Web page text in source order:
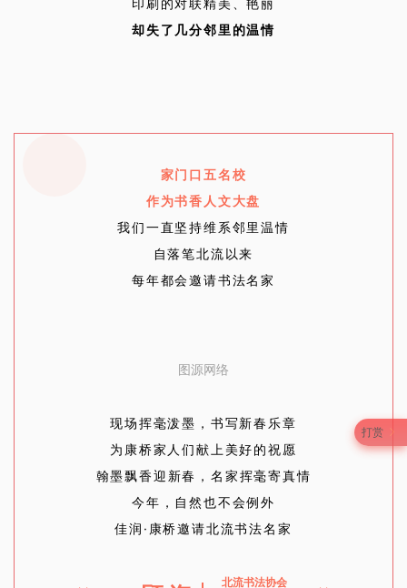
打赏
印刷的对联精美、艳丽
却失了几分邻里的温情
家门口五名校
作为书香人文大盘
我们一直坚持维系邻里温情
自落笔北流以来
每年都会邀请书法名家
图源网络
现场挥毫泼墨，书写新春乐章
为康桥家人们献上美好的祝愿
翰墨飘香迎新春，名家挥毫寄真情
今年，自然也不会例外
佳润·康桥邀请北流书法名家
北流书法协会